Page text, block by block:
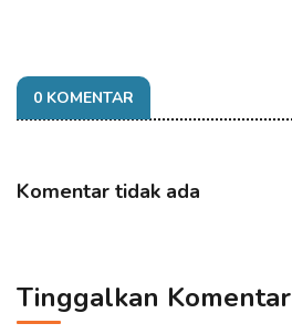
0 KOMENTAR
Komentar tidak ada
Tinggalkan Komentar